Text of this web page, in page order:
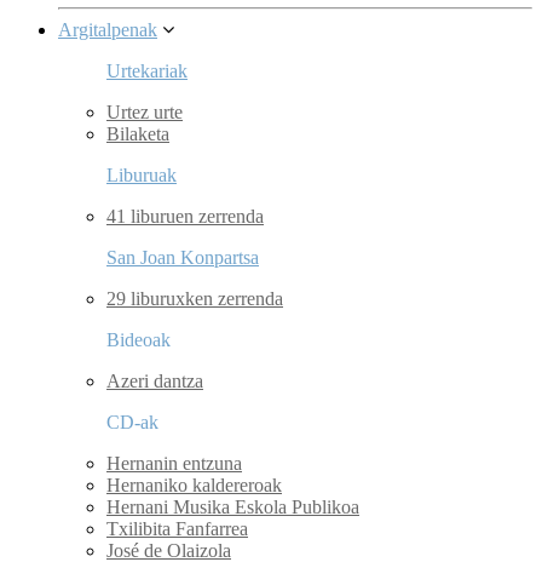
Argitalpenak
Urtekariak
Urtez urte
Bilaketa
Liburuak
41 liburuen zerrenda
San Joan Konpartsa
29 liburuxken zerrenda
Bideoak
Azeri dantza
CD-ak
Hernanin entzuna
Hernaniko kaldereroak
Hernani Musika Eskola Publikoa
Txilibita Fanfarrea
José de Olaizola